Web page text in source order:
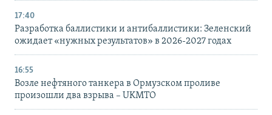
17:40
Разработка баллистики и антибаллистики: Зеленский
ожидает «нужных результатов» в 2026-2027 годах
16:55
Возле нефтяного танкера в Ормузском проливе
произошли два взрыва – UKMTO